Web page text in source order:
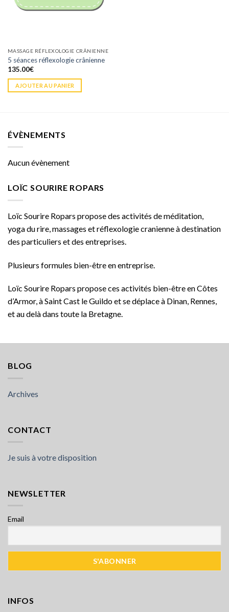
MASSAGE RÉFLEXOLOGIE CRÂNIENNE
5 séances réflexologie crânienne
135.00€
AJOUTER AU PANIER
ÉVÈNEMENTS
Aucun évènement
LOÏC SOURIRE ROPARS
Loïc Sourire Ropars propose des activités de méditation,
yoga du rire, massages et réflexologie cranienne à destination
des particuliers et des entreprises.
Plusieurs formules bien-être en entreprise.
Loïc Sourire Ropars propose ces activités bien-être en Côtes
d’Armor, à Saint Cast le Guildo et se déplace à Dinan, Rennes,
et au delà dans toute la Bretagne.
BLOG
Archives
CONTACT
Je suis à votre disposition
NEWSLETTER
Email
INFOS